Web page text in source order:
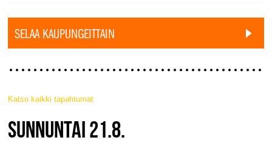
SELAA KAUPUNGEITTAIN
Katso kaikki tapahtumat
JAZZ FINLAND LIVE
SUNNUNTAI 21.8.